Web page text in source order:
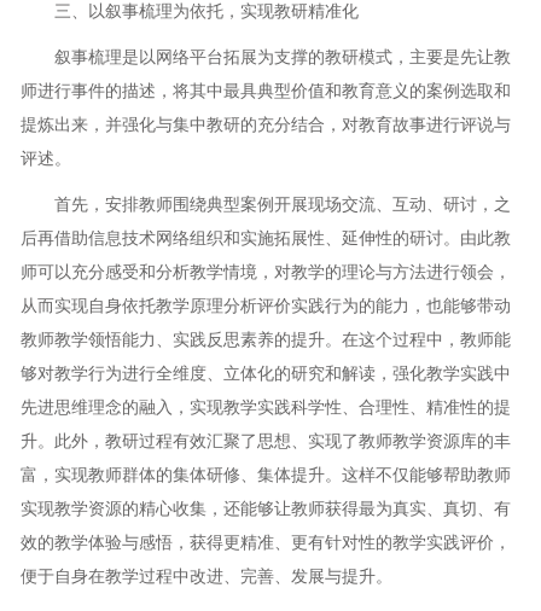
三、以叙事梳理为依托，实现教研精准化
叙事梳理是以网络平台拓展为支撑的教研模式，主要是先让教
师进行事件的描述，将其中最具典型价值和教育意义的案例选取和
提炼出来，并强化与集中教研的充分结合，对教育故事进行评说与
评述。
首先，安排教师围绕典型案例开展现场交流、互动、研讨，之
后再借助信息技术网络组织和实施拓展性、延伸性的研讨。由此教
师可以充分感受和分析教学情境，对教学的理论与方法进行领会，
从而实现自身依托教学原理分析评价实践行为的能力，也能够带动
教师教学领悟能力、实践反思素养的提升。在这个过程中，教师能
够对教学行为进行全维度、立体化的研究和解读，强化教学实践中
先进思维理念的融入，实现教学实践科学性、合理性、精准性的提
升。此外，教研过程有效汇聚了思想、实现了教师教学资源库的丰
富，实现教师群体的集体研修、集体提升。这样不仅能够帮助教师
实现教学资源的精心收集，还能够让教师获得最为真实、真切、有
效的教学体验与感悟，获得更精准、更有针对性的教学实践评价，
便于自身在教学过程中改进、完善、发展与提升。